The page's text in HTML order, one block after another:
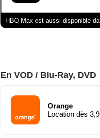
HBO Max est aussi disponible
En VOD / Blu-Ray, DVD
Orange
Location dès